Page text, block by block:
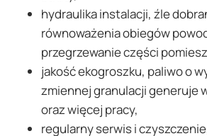
hydraulika instalacji, źle
równoważenia obiegów
przegrzewanie części
jakość ekogroszku, paliwo o
zmiennej granulacji generuje
oraz więcej pracy,
regularny serwis i